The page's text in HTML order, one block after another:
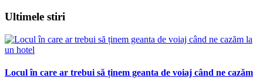
Ultimele stiri
Locul în care ar trebui să ținem geanta de voiaj când ne cazăm